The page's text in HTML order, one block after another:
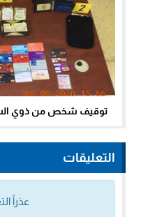
توقيف شخص من ذوي
التعليقات
عذراً